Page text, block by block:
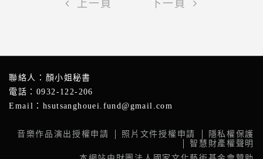
聯絡人： 顏小姐秘書
電話：0932-122-206
Email：hsutsanghouei.fund@gmail.com
音樂作品演出授權申請 照片文件授權申請
隱私權保護
智慧財產權聲明